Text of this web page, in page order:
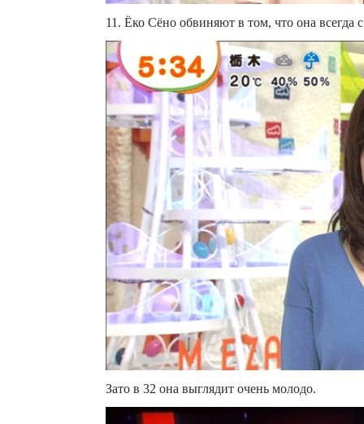
11. Ёко Сёно обвиняют в том, что она
Зато в 32 она выглядит очень молодо.